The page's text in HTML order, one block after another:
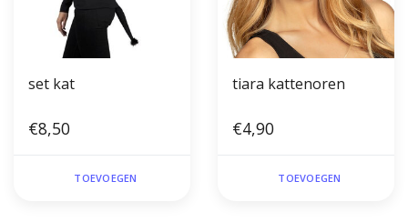
set kat
€8,50
TOEVOEGEN
tiara kattenoren
€4,90
TOEVOEGEN